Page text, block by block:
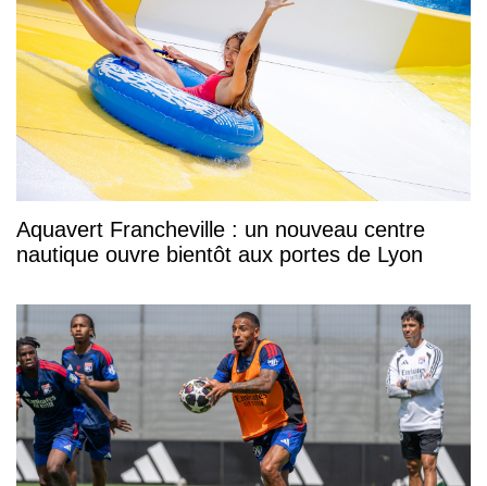
Aquavert Francheville : un nouveau centre
nautique ouvre bientôt aux portes de Lyon